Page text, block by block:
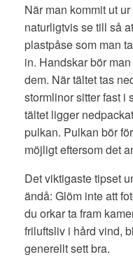
När man kommit ut
naturligtvis se till så
plastpåse som man
in. Handskar bör
dem. När tältet tas
stormlinor sitter fast i
tältet ligger
pulkan. Pulkan bör
möjligt eftersom det
Det viktigaste tipset
ändå: Glöm inte att
du orkar ta fram
friluftsliv i hård vind,
generellt sett bra.